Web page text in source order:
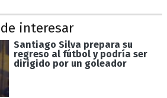
interesar
Santiago Silva prepara su
regreso al fútbol y podría ser
dirigido por un goleador